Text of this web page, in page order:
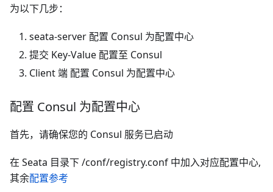
为以下几步：
seata-server 配置 Consul 为配置中心
提交 Key-Value 配置至 Consul
Client 端 配置 Consul 为配置中心
配置 Consul 为配置中心
首先，请确保您的 Consul 服务已启动
在 Seata 目录下 /conf/registry.conf 中加入对应配置中心,
其余配置参考